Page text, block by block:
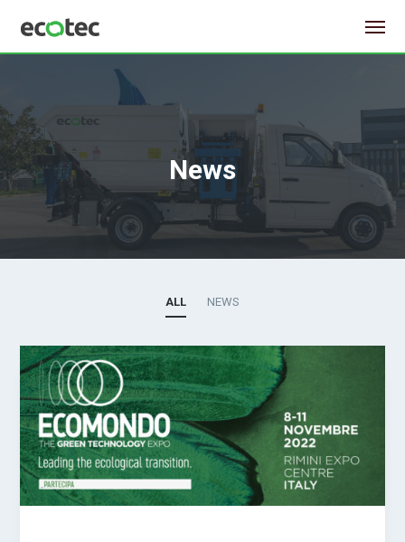
News
ALL NEWS